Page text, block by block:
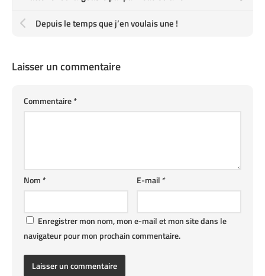
Depuis le temps que j’en voulais une !
Laisser un commentaire
Commentaire*
E-mail*
Nom*
Enregistrer mon nom, mon e-mail et mon site dans le
navigateur pour mon prochain commentaire.